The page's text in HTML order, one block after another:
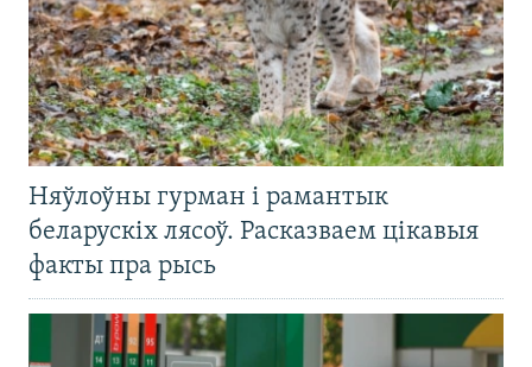
Няўлоўны гурман і рамантык
беларускіх лясоў. Расказваем цікавыя
факты пра рысь